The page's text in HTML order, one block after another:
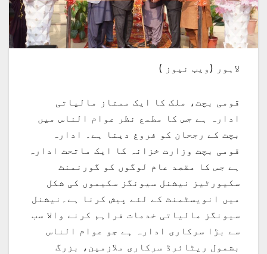
لاہور (ویب نیوز )
قومی بچت، ملک کا ایک ممتاز مالیاتی
ادارہ ہے جس کا مطمع نظر عوام الناس میں
بچت کے رجحان کو فروغ دینا ہے۔ ادارہ
قومی بچت وزارت خزانہ کا ایک ماتحت ادارہ
ہے جس کا مقصد عام لوگوں کو گورنمنٹ
سکیورٹیز نیشنل سیونگز سکیموں کی شکل
میں انویسٹمنٹ کے لئے پیش کرنا ہے۔نیشنل
سیونگز مالیاتی خدمات فراہم کرنے والا سب
سے بڑا سرکاری ادارہ ہے جو عوام الناس
بشمول ریٹائرڈ سرکاری ملازمین، بزرگ